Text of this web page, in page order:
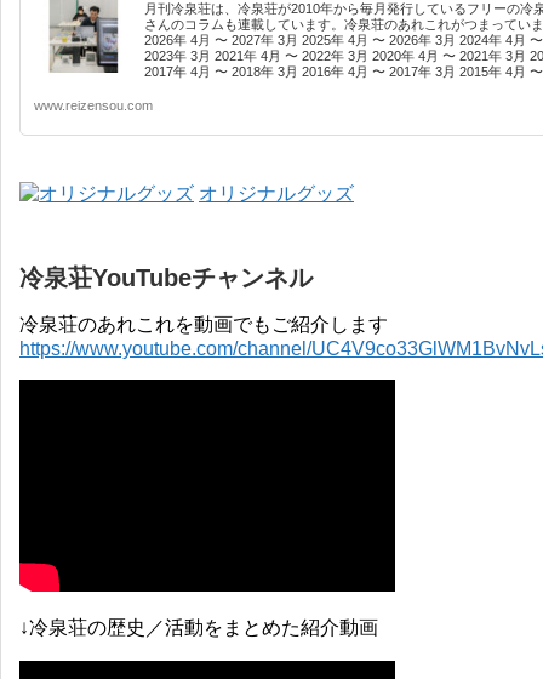
月刊冷泉荘は、冷泉荘が2010年から毎月発行しているフリーの
さんのコラムも連載しています。冷泉荘のあれこれがつまってい
2026年 4月 〜 2027年 3月 2025年 4月 〜 2026年 3月 2024年 4月
2023年 3月 2021年 4月 〜 2022年 3月 2020年 4月 〜 2021年 3月
2017年 4月 〜 2018年 3月 2016年 4月 〜 2017年 3月 2015年 4月
www.reizensou.com
オリジナルグッズ
冷泉荘YouTubeチャンネル
冷泉荘のあれこれを動画でもご紹介します
https://www.youtube.com/channel/
↓冷泉荘の歴史／活動をまとめた紹介動画